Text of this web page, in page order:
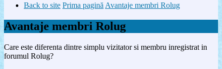
Back to site Prima paginăAvantaje membri Rolug
Avantaje membri Rolug
Care este diferenta dintre simplu vizitator si membru inregistrat in
forumul Rolug?